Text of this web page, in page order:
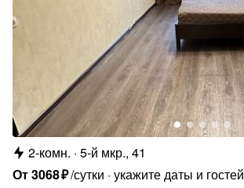
2-комн. 5-й мкр., 41
От3068₽/сутки укажите даты и гостей